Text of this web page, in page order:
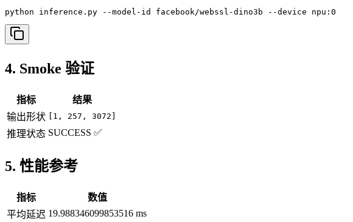
python inference.py --model-id facebook/webssl-dino3b --device npu:0
4. Smoke 验证
指标
结果
输出形状
[1, 257, 3072]
推理状态 SUCCESS ✅
5. 性能参考
指标
数值
平均延迟 19.988346099853516 ms